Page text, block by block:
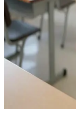
Ana
Ana, die sportliche
Ana ist eine Dozentin
Universität. Der
nach der Vorlesung
sich darauf, zu